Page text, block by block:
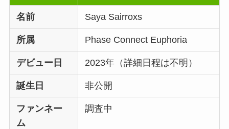
名前 Saya Sairroxs
所属 Phase Connect Euphoria
デビュー日 2023年（詳細日程は不明）
誕生日 非公開
ファンネー
ム
調査中